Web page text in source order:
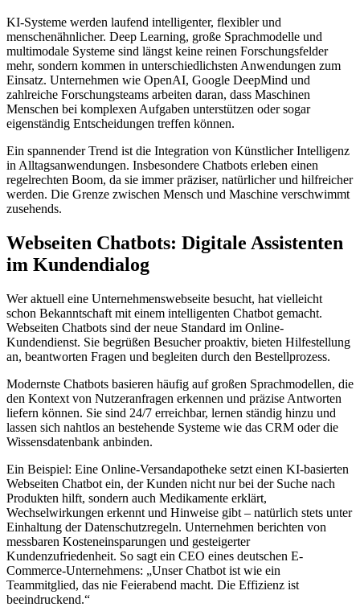
KI-Systeme werden laufend intelligenter, flexibler und
menschenähnlicher. Deep Learning, große Sprachmodelle und
multimodale Systeme sind längst keine reinen Forschungsfelder
mehr, sondern kommen in unterschiedlichsten Anwendungen zum
Einsatz. Unternehmen wie OpenAI, Google DeepMind und
zahlreiche Forschungsteams arbeiten daran, dass Maschinen
Menschen bei komplexen Aufgaben unterstützen oder sogar
eigenständig Entscheidungen treffen können.
Ein spannender Trend ist die Integration von Künstlicher Intelligenz
in Alltagsanwendungen. Insbesondere Chatbots erleben einen
regelrechten Boom, da sie immer präziser, natürlicher und hilfreicher
werden. Die Grenze zwischen Mensch und Maschine verschwimmt
zusehends.
Webseiten Chatbots: Digitale Assistenten
im Kundendialog
Wer aktuell eine Unternehmenswebseite besucht, hat vielleicht
schon Bekanntschaft mit einem intelligenten Chatbot gemacht.
Webseiten Chatbots sind der neue Standard im Online-
Kundendienst. Sie begrüßen Besucher proaktiv, bieten Hilfestellung
an, beantworten Fragen und begleiten durch den Bestellprozess.
Modernste Chatbots basieren häufig auf großen Sprachmodellen, die
den Kontext von Nutzeranfragen erkennen und präzise Antworten
liefern können. Sie sind 24/7 erreichbar, lernen ständig hinzu und
lassen sich nahtlos an bestehende Systeme wie das CRM oder die
Wissensdatenbank anbinden.
Ein Beispiel: Eine Online-Versandapotheke setzt einen KI-basierten
Webseiten Chatbot ein, der Kunden nicht nur bei der Suche nach
Produkten hilft, sondern auch Medikamente erklärt,
Wechselwirkungen erkennt und Hinweise gibt – natürlich stets unter
Einhaltung der Datenschutzregeln. Unternehmen berichten von
messbaren Kosteneinsparungen und gesteigerter
Kundenzufriedenheit. So sagt ein CEO eines deutschen E-
Commerce-Unternehmens: „Unser Chatbot ist wie ein
Teammitglied, das nie Feierabend macht. Die Effizienz ist
beeindruckend.“